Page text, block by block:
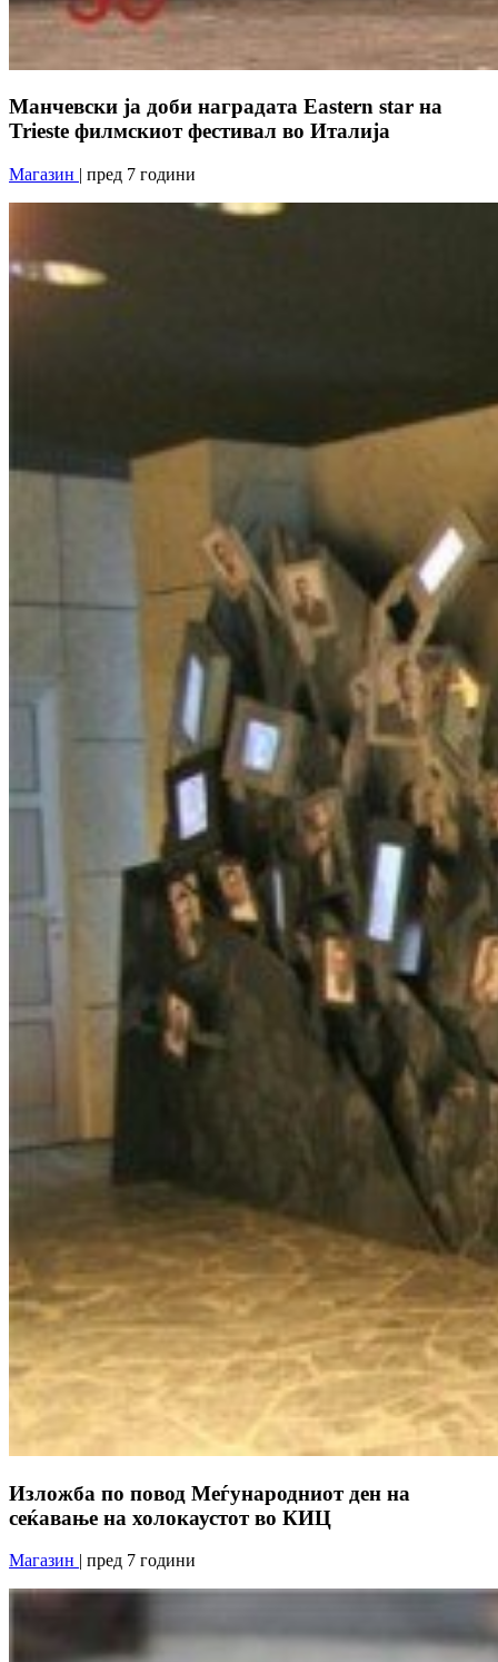
Манчевски ја доби наградата Eastern star на
Trieste филмскиот фестивал во Италија
Магазин | пред 7 години
Изложба по повод Меѓународниот ден на
сеќавање на холокаустот во КИЦ
Магазин | пред 7 години